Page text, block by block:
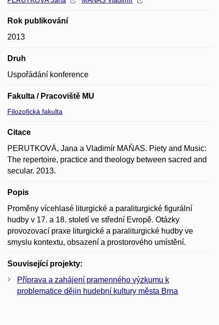
Rok publikování
2013
Druh
Uspořádání konference
Fakulta / Pracoviště MU
Filozofická fakulta
Citace
PERUTKOVÁ, Jana a Vladimír MAŇAS. Piety and Music:
The repertoire, practice and theology between sacred and
secular. 2013.
Popis
Proměny vícehlasé liturgické a paraliturgické figurální
hudby v 17. a 18. století ve střední Evropě. Otázky
provozovací praxe liturgické a paraliturgické hudby ve
smyslu kontextu, obsazení a prostorového umístění.
Související projekty:
Příprava a zahájení pramenného výzkumu k
problematice dějin hudební kultury města Brna